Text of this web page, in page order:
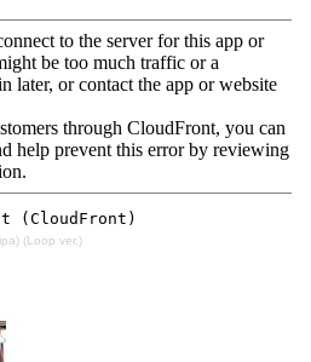
(Loop ver.)